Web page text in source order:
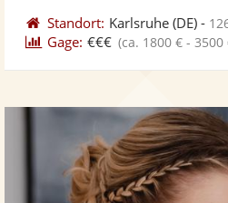
Standort: Karlsruhe (DE) -
Gage: €€€ (ca. 1800 € -